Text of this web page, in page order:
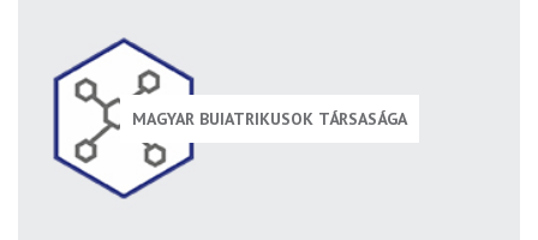
MAGYAR BUIATRIKUSOK TÁRSASÁGA